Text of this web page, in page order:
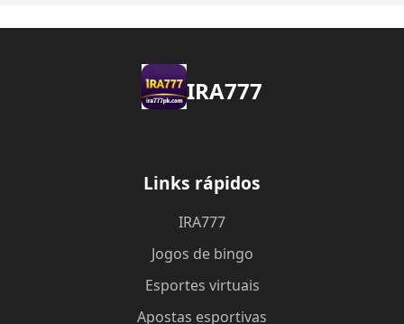
IRA777
Links rápidos
IRA777
Jogos de bingo
Esportes virtuais
Apostas esportivas